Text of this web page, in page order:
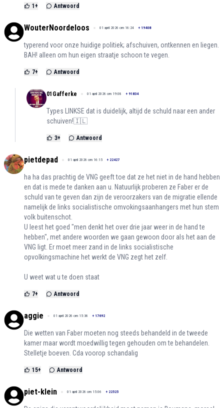
1 + Antwoord
WouterNoordeloos 01 april 2026 om 16:24 + 19408
typerend voor onze huidige politiek; afschuiven, ontkennen en liegen.
BAH! alleen om hun eigen straatje schoon te vegen.
7+ Antwoord
01Gafferke 01 april 2026 om 19:08 + 91834
Types LINKSE dat is duidelijk, altijd de schuld naar een ander
schuiven!🇮🇱
3+ Antwoord
pietdepad 01 april 2026 om 16:15 + 22427
ha ha das prachtig de VNG geeft toe dat ze het niet in de hand hebben
en dat is mede te danken aan u. Natuurlijk proberen ze Faber er de
schuld van te geven dan zijn de veroorzakers van de migratie ellende
namelijk de links socialistische omvokingsaanhangers met hun stem
volk buitenschot.
U leest het goed "men denkt het over drie jaar weer in de hand te
hebben", met andere woorden we gaan gewoon door als het aan de
VNG ligt. Er moet meer zand in de links socialistische
opvolkingsmachine het werkt de VNG zegt het zelf.
U weet wat u te doen staat
7+ Antwoord
aggie 01 april 2026 om 15:36 + 17692
Die wetten van Faber moeten nog steeds behandeld in de tweede
kamer maar wordt moedwillig tegen gehouden om te behandelen.
Stelletje boeven. Cda voorop schandalig
15+ Antwoord
piet-klein 01 april 2026 om 15:06 + 22525